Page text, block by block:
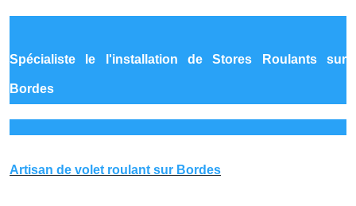
Spécialiste le l'installation de Stores Roulants sur
Bordes
Artisan de volet roulant sur Bordes